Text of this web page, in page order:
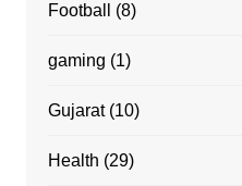
Football (8)
gaming (1)
Gujarat(10)
Health (29)